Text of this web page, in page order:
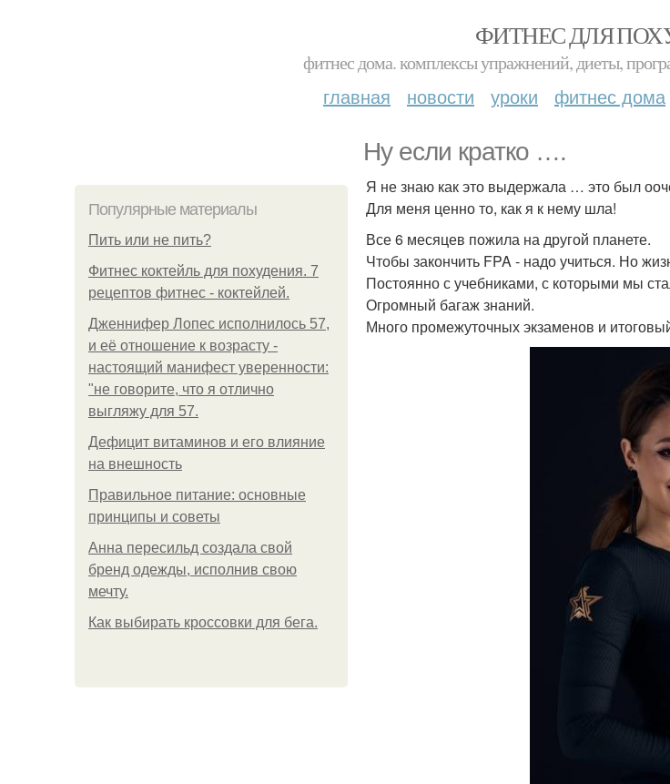
ФИТНЕС ДЛЯ
фитнес дома. комплексы упражнений, диеты,
главная новости уроки фитнес дома
Ну если кратко ….
Популярные материалы
Пить или не пить?
Фитнес коктейль для похудения. 7
рецептов фитнес - коктейлей.
Дженнифер Лопес исполнилось 57,
и её отношение к возрасту -
настоящий манифест уверенности:
"не говорите, что я отлично
выгляжу для 57.
Дефицит витаминов и его влияние
на внешность
Правильное питание: основные
принципы и советы
Анна пересильд создала свой
бренд одежды, исполнив свою
мечту.
Как выбирать кроссовки для бега.
Я не знаю как это выдержала … это был
Для меня ценно то, как я к нему шла!
Все 6 месяцев пожила на другой планете.
Чтобы закончить FPA - надо учиться. Но
Постоянно с учебниками, с которыми мы
Огромный багаж знаний.
Много промежуточных экзаменов и